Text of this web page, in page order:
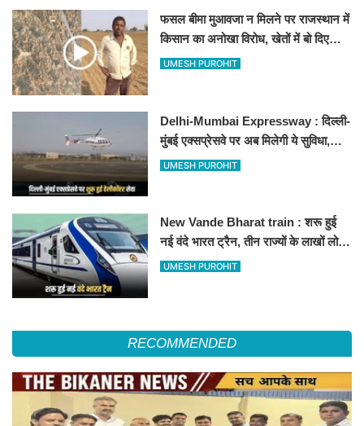
फसल बीमा मुआवजा न मिलने पर राजस्थान में
किसान का अनोखा विरोध, खेतों में बो दिए
500-500 रुपए के नोट, वीडियो वायरल
UMESH PUROHIT
Delhi-Mumbai Expressway : दिल्ली-
मुंबई एक्सप्रेसवे पर अब मिलेगी ये सुविधा,
हेलीकॉप्टर सर्विस से तुरंत घायल पहुंचेगा
UMESH PUROHIT
New Vande Bharat train : शरू हुई
नई वंदे भारत ट्रैन, तीन राज्यों के लाखों लोगों
का सफर होगा आसान, देखें पूरा रूटमैप
UMESH PUROHIT
RECOMMENDED